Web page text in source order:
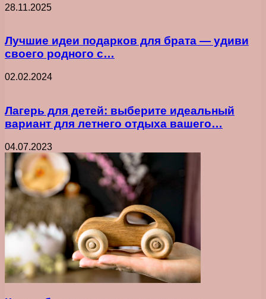
28.11.2025
Лучшие идеи подарков для брата — удиви
своего родного с…
02.02.2024
Лагерь для детей: выберите идеальный
вариант для летнего отдыха вашего…
04.07.2023